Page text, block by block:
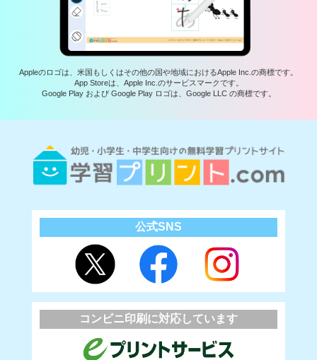
Appleのロゴは、米国もしくはその他の国や地域におけるApple Inc.の商標です。
App Storeは、Apple Inc.のサービスマークです。
Google Play および Google Play ロゴは、Google LLC の商標です。
公式SNS
コンビニ印刷に対応しています